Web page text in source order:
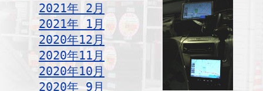
2021年 2月
2021年 1月
2020年12月
2020年11月
2020年10月
2020年 9月